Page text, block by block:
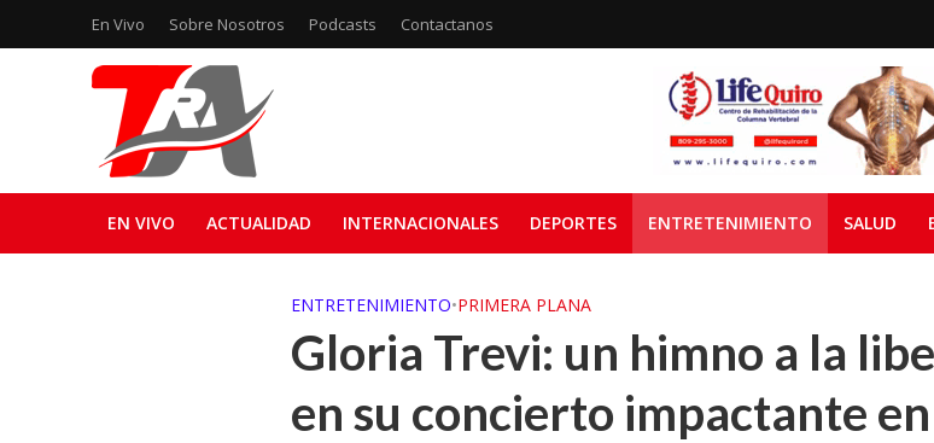
En Vivo Sobre Nosotros Podcasts Contactanos
EN VIVO ACTUALIDAD INTERNACIONALES DEPORTES ENTRETENIMIENTO SALUD
ENTRETENIMIENTO•PRIMERA PLANA
Gloria Trevi: un himno a la
en su concierto impactante